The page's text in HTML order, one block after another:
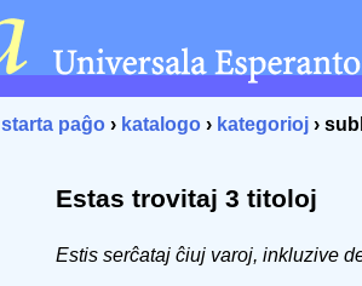
starta paĝo › katalogo › kategorioj ›
Estas trovitaj 3 titoloj
Estis serĉataj ĉiuj varoj, inkluzive